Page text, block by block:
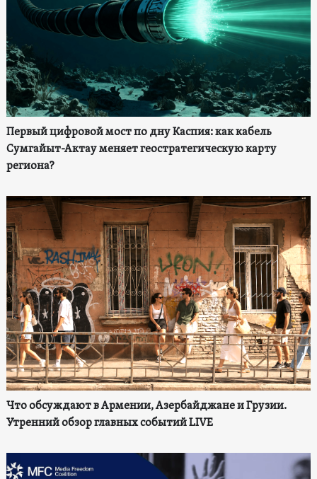
Первый цифровой мост по дну Каспия: как кабель
Сумгайыт-Актау меняет геостратегическую карту
региона?
Что обсуждают в Армении, Азербайджане и Грузии.
Утренний обзор главных событий LIVE